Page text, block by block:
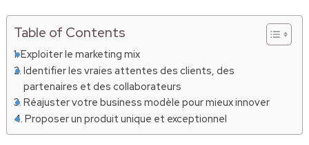
Table of Contents
Exploiter le marketing mix
Identifier les vraies attentes des clients, des
partenaires et des collaborateurs
Réajuster votre business modèle pour mieux innover
Proposer un produit unique et exceptionnel